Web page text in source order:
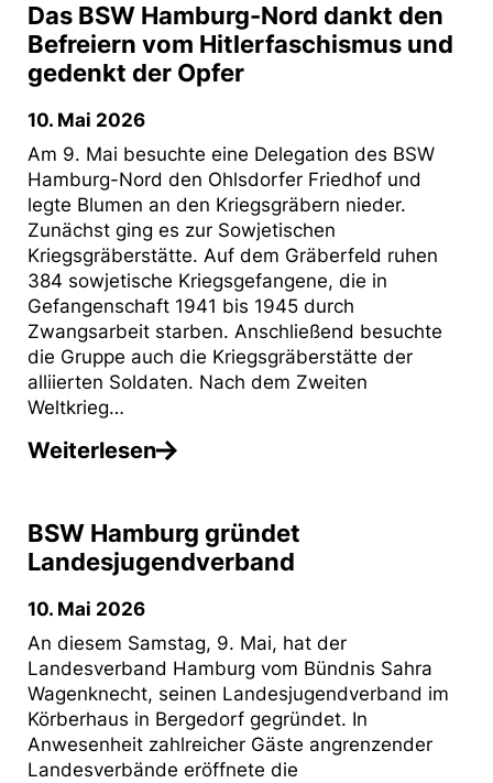
Das BSW Hamburg-Nord dankt den
Befreiern vom Hitlerfaschismus und
gedenkt der Opfer
10. Mai 2026
Am 9. Mai besuchte eine Delegation des BSW
Hamburg-Nord den Ohlsdorfer Friedhof und
legte Blumen an den Kriegsgräbern nieder.
Zunächst ging es zur Sowjetischen
Kriegsgräberstätte. Auf dem Gräberfeld ruhen
384 sowjetische Kriegsgefangene, die in
Gefangenschaft 1941 bis 1945 durch
Zwangsarbeit starben. Anschließend besuchte
die Gruppe auch die Kriegsgräberstätte der
alliierten Soldaten. Nach dem Zweiten
Weltkrieg…
Weiterlesen
BSW Hamburg gründet
Landesjugendverband
10. Mai 2026
An diesem Samstag, 9. Mai, hat der
Landesverband Hamburg vom Bündnis Sahra
Wagenknecht, seinen Landesjugendverband im
Körberhaus in Bergedorf gegründet. In
Anwesenheit zahlreicher Gäste angrenzender
Landesverbände eröffnete die